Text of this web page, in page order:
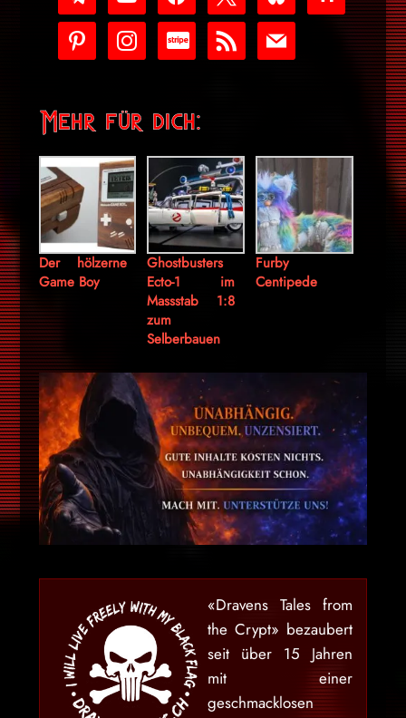
play
pinterest instagramcc-
stripe
rss mail
Mehr für dich:
Der hölzerne
Game Boy
Ghostbusters
Ecto-1 im
Massstab 1:8
zum
Selberbauen
Furby
Centipede
«Dravens Tales from
the Crypt» bezaubert
seit über 15 Jahren
mit einer
geschmacklosen